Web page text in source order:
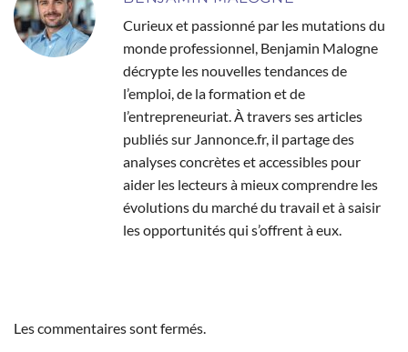
Curieux et passionné par les mutations du
monde professionnel, Benjamin Malogne
décrypte les nouvelles tendances de
l’emploi, de la formation et de
l’entrepreneuriat. À travers ses articles
publiés sur Jannonce.fr, il partage des
analyses concrètes et accessibles pour
aider les lecteurs à mieux comprendre les
évolutions du marché du travail et à saisir
les opportunités qui s’offrent à eux.
Les commentaires sont fermés.